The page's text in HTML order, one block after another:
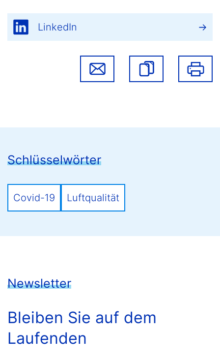
LinkedIn
Schlüsselwörter
Covid-19 Luftqualität
Newsletter
Bleiben Sie auf dem
Laufenden